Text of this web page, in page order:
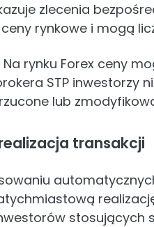
zlecenia
rynkowe i mogą
Na rynku Forex ceny
STP inwestorzy
lub
transakcji
stosujących